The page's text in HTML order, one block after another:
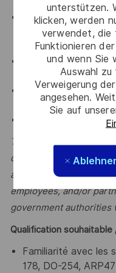
unterstützen.
klicken, werden
verwendet, die
Funktionieren
und wenn Sie
Auswahl
Verweigerung
angesehen.
Sie auf
related field;
5 years of
management;
engineering work;
Experience in the
equipment and
Excellent verbal
French and English;
Analytical and
This position requires a
drafting technical
and/or providing
employees, and/or
government authorities
Qualification
Familiarité avec les
178, DO-254,